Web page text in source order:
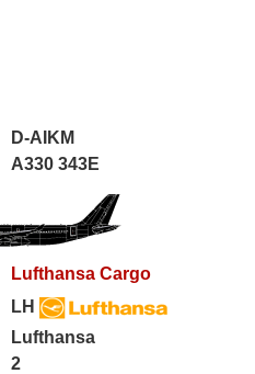
D-AIKM
A330 343E
Lufthansa Cargo
LH
Lufthansa
2